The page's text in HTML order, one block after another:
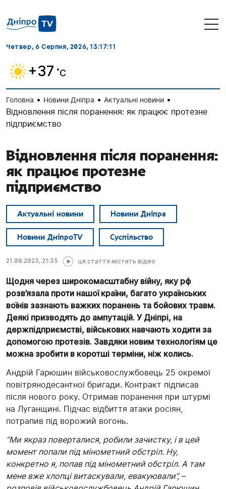
Четвер, 6 Серпня, 2026, 13:17:12
+37 ˚C
Головна • Новини Дніпра • Актуальні новини •
Відновлення після поранення: як працює протезне
підприємство
Відновлення після поранення:
як працює протезне
підприємство
Актуальні новини Новини Дніпра
Новини ДніпроTV Суспільство
21.08.2023, 21:35 ця стаття містить відео
Щодня через широкомасштабну війну, яку рф
розв’язала проти нашої країни, багато українських
воїнів зазнають важких поранень та бойових травм.
Деякі призводять до ампутацій. У Дніпрі, на
держпідприємстві, військових навчають ходити за
допомогою протезів. Завдяки новим технологіям це
можна зробити в коротші терміни, ніж колись.
Андрій Гарюшин військовослужбовець 25 окремої
повітрянодесантної бригади. Контракт підписав
після нового року. Отримав поранення при штурмі
на Луганщині. Підчас відбиття атаки росіян,
потрапив під ворожий вогонь.
“Ми якраз поверталися, робили зачистку, і в цей
момент попали під мінометний обстріл. Ну,
конкретно я, попав під мінометний обстріл. А там
мене вже хлопці витаскували, евакуювали”, –